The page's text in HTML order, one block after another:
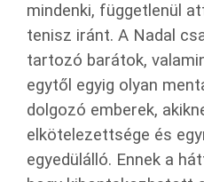
mindenki, függetlenül
tenisz iránt. A Nadal
tartozó barátok,
egytől egyig olyan
dolgozó emberek,
elkötelezettsége és
egyedülálló. Ennek a